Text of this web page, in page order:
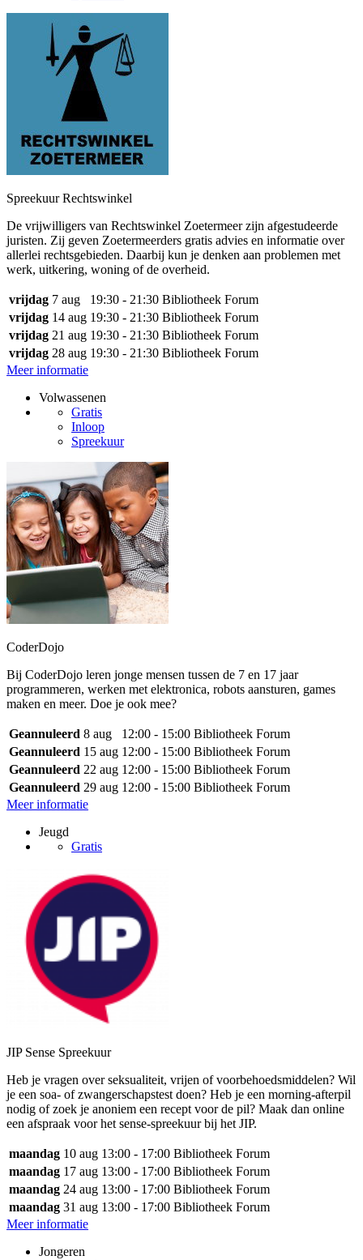
Spreekuur Rechtswinkel
De vrijwilligers van Rechtswinkel Zoetermeer zijn afgestudeerde
juristen. Zij geven Zoetermeerders gratis advies en informatie over
allerlei rechtsgebieden. Daarbij kun je denken aan problemen met
werk, uitkering, woning of de overheid.
vrijdag 7 aug 19:30 - 21:30 Bibliotheek Forum
vrijdag 14 aug 19:30 - 21:30 Bibliotheek Forum
vrijdag 21 aug 19:30 - 21:30 Bibliotheek Forum
vrijdag 28 aug 19:30 - 21:30 Bibliotheek Forum
Meer informatie
Volwassenen
Gratis
Inloop
Spreekuur
CoderDojo
Bij CoderDojo leren jonge mensen tussen de 7 en 17 jaar
programmeren, werken met elektronica, robots aansturen, games
maken en meer. Doe je ook mee?
Geannuleerd 8 aug 12:00 - 15:00 Bibliotheek Forum
Geannuleerd 15 aug 12:00 - 15:00 Bibliotheek Forum
Geannuleerd 22 aug 12:00 - 15:00 Bibliotheek Forum
Geannuleerd 29 aug 12:00 - 15:00 Bibliotheek Forum
Meer informatie
Jeugd
Gratis
JIP Sense Spreekuur
Heb je vragen over seksualiteit, vrijen of voorbehoedsmiddelen? Wil
je een soa- of zwangerschapstest doen? Heb je een morning-afterpil
nodig of zoek je anoniem een recept voor de pil? Maak dan online
een afspraak voor het sense-spreekuur bij het JIP.
maandag 10 aug 13:00 - 17:00 Bibliotheek Forum
maandag 17 aug 13:00 - 17:00 Bibliotheek Forum
maandag 24 aug 13:00 - 17:00 Bibliotheek Forum
maandag 31 aug 13:00 - 17:00 Bibliotheek Forum
Meer informatie
Jongeren